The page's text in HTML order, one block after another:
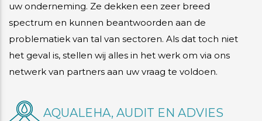
uw onderneming. Ze dekken een zeer breed
spectrum en kunnen beantwoorden aan de
problematiek van tal van sectoren. Als dat toch niet
het geval is, stellen wij alles in het werk om via ons
netwerk van partners aan uw vraag te voldoen.
AQUALEHA, AUDIT EN ADVIES